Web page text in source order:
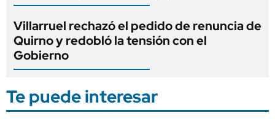
Villarruel rechazó el pedido de renuncia de
Quirno y redobló la tensión con el
Gobierno
Te puede interesar